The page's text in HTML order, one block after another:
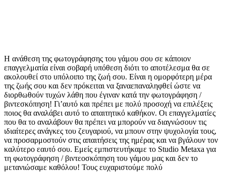
Η ανάθεση της φωτογράφησης του γάμου σου σε κάποιον
επαγγελματία είναι σοβαρή υπόθεση διότι το αποτέλεσμα θα σε
ακολουθεί στο υπόλοιπο της ζωή σου. Είναι η ομορφότερη μέρα
της ζωής σου και δεν πρόκειται να ξαναεπαναληφθεί ώστε να
διορθωθούν τυχών λάθη που έγιναν κατά την φωτογράφηση /
βιντεσκόπηση! Γι’αυτό και πρέπει με πολύ προσοχή να επιλέξεις
ποιος θα αναλάβει αυτό το απαιτητικό καθήκον. Οι επαγγελματίες
που θα το αναλάβουν θα πρέπει να μπορούν να διαγνώσουν τις
ιδιαίτερες ανάγκες του ζευγαριού, να μπουν στην ψυχολογία τους,
να προσαρμοστούν στις απαιτήσεις της ημέρας και να βγάλουν τον
καλύτερο εαυτό σου. Εμείς εμπιστευτήκαμε το Studio Metaxa για
τη φωτογράφηση / βιντεοσκόπηση του γάμου μας και δεν το
μετανιώσαμε καθόλου! Τους ευχαριστούμε πολύ